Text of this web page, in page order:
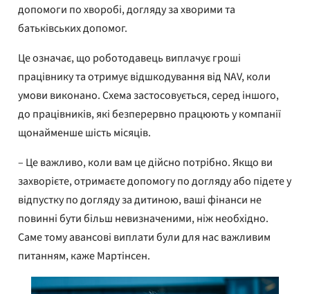
допомоги по хворобі, догляду за хворими та
батьківських допомог.
Це означає, що роботодавець виплачує гроші
працівнику та отримує відшкодування від NAV, коли
умови виконано. Схема застосовується, серед іншого,
до працівників, які безперервно працюють у компанії
щонайменше шість місяців.
– Це важливо, коли вам це дійсно потрібно. Якщо ви
захворієте, отримаєте допомогу по догляду або підете у
відпустку по догляду за дитиною, ваші фінанси не
повинні бути більш невизначеними, ніж необхідно.
Саме тому авансові виплати були для нас важливим
питанням, каже Мартінсен.